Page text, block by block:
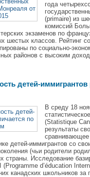
года
(primaire) из
комиссий
экзаменов по
шестых классов. Рейтинг
по социально-
районов с высоким
детей-иммигрантов
В среду 18
(Statistique
результаты
сравнивающее
детей-иммигрантов со
(чьи родители
страны. Исследование
d’éducation
канадских школьников за